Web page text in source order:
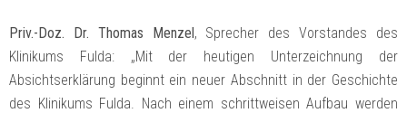
Priv.-Doz. Dr. Thomas Menzel, Sprecher des Vorstandes des
Klinikums Fulda: „Mit der heutigen Unterzeichnung der
Absichtserklärung beginnt ein neuer Abschnitt in der Geschichte
des Klinikums Fulda. Nach einem schrittweisen Aufbau werden